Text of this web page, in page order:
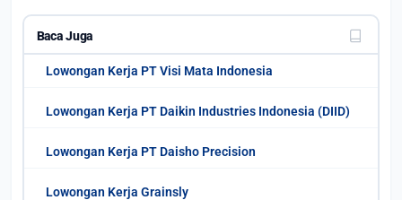
Baca Juga
Lowongan Kerja PT Visi Mata Indonesia
Lowongan Kerja PT Daikin Industries Indonesia (DIID)
Lowongan Kerja PT Daisho Precision
Lowongan Kerja Grainsly